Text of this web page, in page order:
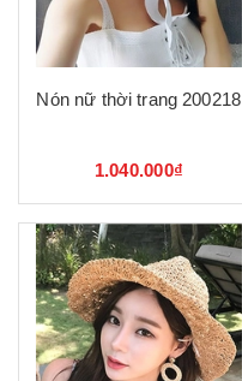
Nón nữ thời trang 200218
1.040.000₫